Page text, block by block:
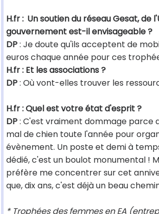
H.fr : Un soutien du réseau Gesat, de
gouvernement est-il envisageable ?
DP: Je doute qu'ils acceptent de
euros chaque année pour ces
H.fr : Et les associations ?
DP: Où vont-elles trouver les
H.fr : Quel est votre état d'esprit ?
DP: C'est vraiment dommage parce
mal de chien toute l'année pour
évènement. Un poste et demi à
dédié, c'est un boulot monumental !
préfère me concentrer sur cet
que, dix ans, c'est déjà un beau
* Trophées des femmes en EA